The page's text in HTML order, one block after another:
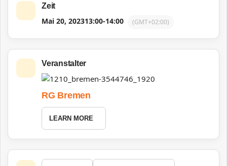
Zeit
Mai 20, 202313:00-14:00 (GMT+02:00)
Veranstalter
RG Bremen
LEARN MORE